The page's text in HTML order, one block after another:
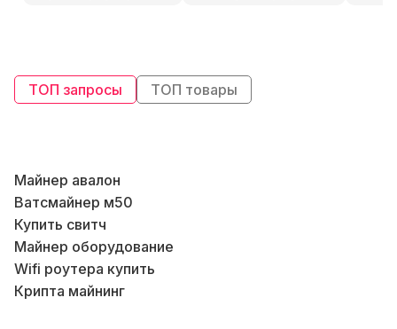
ТОП запросы ТОП товары
Майнер авалон
Ватсмайнер м50
Купить свитч
Майнер оборудование
Wifi роутера купить
Крипта майнинг